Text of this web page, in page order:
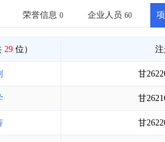
土地交易>
荣誉信息 0 企业人员 60
29位）
甘
甘
甘